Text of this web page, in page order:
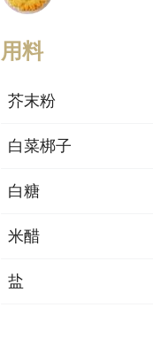
用料
芥末粉
白菜梆子
白糖
米醋
盐